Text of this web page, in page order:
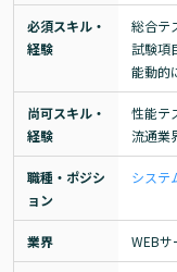
必須スキル・
経験
総合テ
試験項
能動的
尚可スキル・
経験
性能テ
流通業
職種・ポジシ
ョン
システ
業界 WEBサ